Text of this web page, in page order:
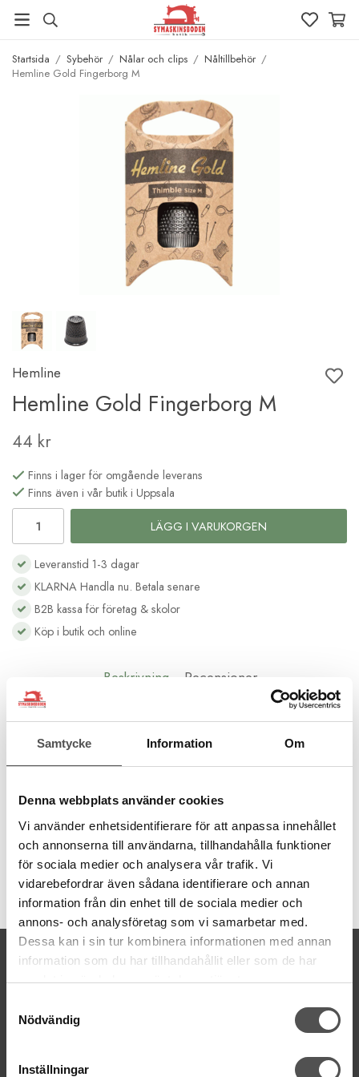
Samtycke Information Om
Denna webbplats använder cookies
Vi använder enhetsidentifierare för att anpassa innehållet
och annonserna till användarna, tillhandahålla funktioner
för sociala medier och analysera vår trafik. Vi
vidarebefordrar även sådana identifierare och annan
information från din enhet till de sociala medier och
annons- och analysföretag som vi samarbetar med.
Dessa kan i sin tur kombinera informationen med annan
information som du har tillhandahållit eller som de har
samlat in när du har använt deras tjänster.
Nödvändig
Inställningar
Startsida / Sybehör / Nålar och clips / Nåltillbehör /
Hemline Gold Fingerborg M
Hemline
Hemline Gold Fingerborg M
44 kr
Finns i lager för omgående leverans
Finns även i vår butik i Uppsala
LÄGG I VARUKORGEN
Leveranstid 1-3 dagar
KLARNA Handla nu. Betala senare
B2B kassa för företag & skolor
Köp i butik och online
Beskrivning Recensioner
Hemline Gold Fingerborg strl. M
En fingerborg i metall i färgen gunblack. Den har en kant uptill
för att förhindra att nålen slinter.
Hemline Gold edition är skapad med tanke på hållbarhet och
minskat avfall, utan att kompromissa med prestanda och kvalitet.
Artikelnummer:
hg300m
KONTAKTA OSS
kontakt@symaskinsboden.se
Tel. 018-150525